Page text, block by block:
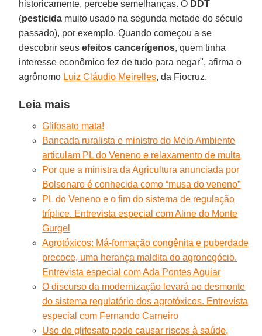
historicamente, percebe semelhanças. O DDT
(pesticida muito usado na segunda metade do século
passado), por exemplo. Quando começou a se
descobrir seusefeitos cancerígenos, quem tinha
interesse econômico fez de tudo para negar", afirma o
agrônomo Luiz Cláudio Meirelles, da Fiocruz.
Leia mais
Glifosato mata!
Bancada ruralista e ministro do Meio Ambiente
articulam PL do Veneno e relaxamento de multa
Por que a ministra da Agricultura anunciada por
Bolsonaro é conhecida como “musa do veneno”
PL do Veneno e o fim do sistema de regulação
tríplice. Entrevista especial com Aline do Monte
Gurgel
Agrotóxicos: Má-formação congênita e puberdade
precoce, uma herança maldita do agronegócio.
Entrevista especial com Ada Pontes Aguiar
O discurso da modernização levará ao desmonte
do sistema regulatório dos agrotóxicos. Entrevista
especial com Fernando Carneiro
Uso de glifosato pode causar riscos à saúde,